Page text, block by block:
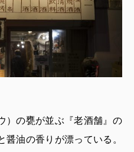
）の甕が並ぶ『老酒舗』の
醤油の香りが漂っている。